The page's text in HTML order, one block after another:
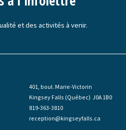
et des activités à venir.
401, boul. Marie-Victorin
Kingsey Falls (Québec) J0A 1B0
819-363-3810
reception@kingseyfalls.ca